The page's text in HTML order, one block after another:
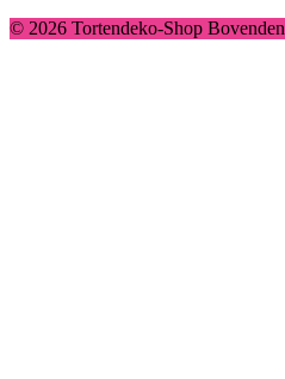
© 2026 Tortendeko-Shop Bovenden